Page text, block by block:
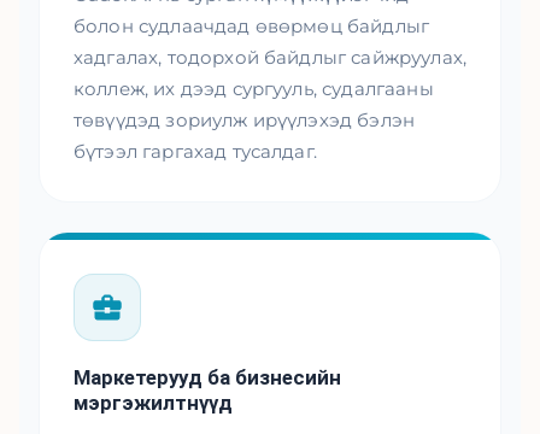
болон судлаачдад өвөрмөц байдлыг
хадгалах, тодорхой байдлыг сайжруулах,
коллеж, их дээд сургууль, судалгааны
төвүүдэд зориулж ирүүлэхэд бэлэн
бүтээл гаргахад тусалдаг.
Маркетерууд ба бизнесийн
мэргэжилтнүүд